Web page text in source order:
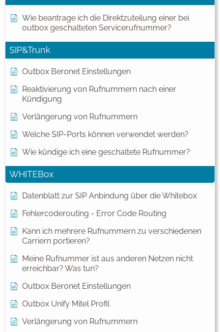
Wie beantrage ich die Direktzuteilung einer bei
outbox geschalteten Servicerufnummer?
SIP&Trunk
Outbox Beronet Einstellungen
Reaktivierung von Rufnummern nach einer
Kündigung
Verlängerung von Rufnummern
Welche SIP-Ports können verwendet werden?
Wie kündige ich eine geschaltete Rufnummer?
WHITEBox
Datenblatt zur SIP Anbindung über die Whitebox
Fehlercoderouting - Error Code Routing
Kann ich mehrere Rufnummern zu verschiedenen
Carriern portieren?
Meine Rufnummer ist aus anderen Netzen nicht
erreichbar? Was tun?
Outbox Beronet Einstellungen
Outbox Unify Mitel Profil
Verlängerung von Rufnummern